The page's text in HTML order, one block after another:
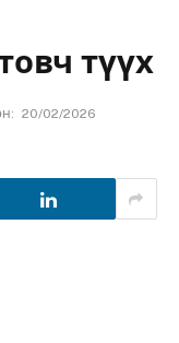
түүх
20/02/2026